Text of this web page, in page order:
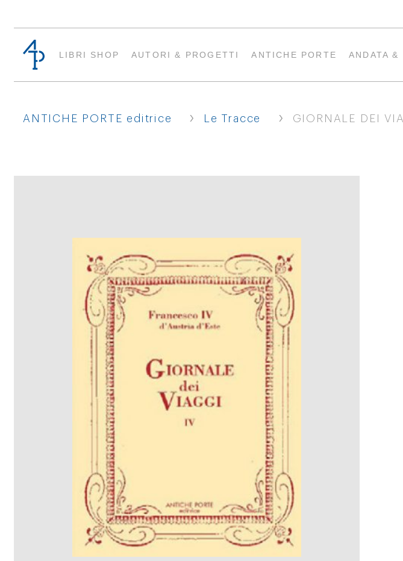
LIBRI SHOP AUTORI & PROGETTI ANTICHE PORTE ANDATA &
ANTICHE PORTE editrice › Le Tracce › GIORNALE DEI